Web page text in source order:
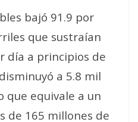
bajó 91.9 por
que sustraían
día a principios de
a 5.8 mil
que equivale a un
de 165 millones de